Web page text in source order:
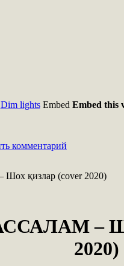
Dim lightsEmbed Embed this
комментарий
қизлар (cover 2020)
–
2020)